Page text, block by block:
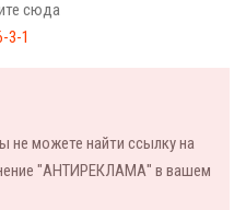
сюда
3-1
не можете найти ссылку на
"АНТИРЕКЛАМА" в вашем